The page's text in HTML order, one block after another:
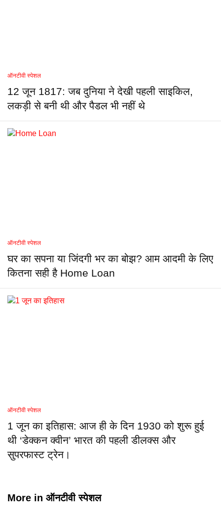
ऑनटीवी स्पेशल
12 जून 1817: जब दुनिया ने देखी पहली साइकिल,
लकड़ी से बनी थी और पैडल भी नहीं थे
ऑनटीवी स्पेशल
घर का सपना या जिंदगी भर का बोझ? आम आदमी के लिए
कितना सही है Home Loan
ऑनटीवी स्पेशल
1 जून का इतिहास: आज ही के दिन 1930 को शुरू हुई
थी ‘डेक्कन क्वीन’ भारत की पहली डीलक्स और
सुपरफास्ट ट्रेन।
More in ऑनटीवी स्पेशल